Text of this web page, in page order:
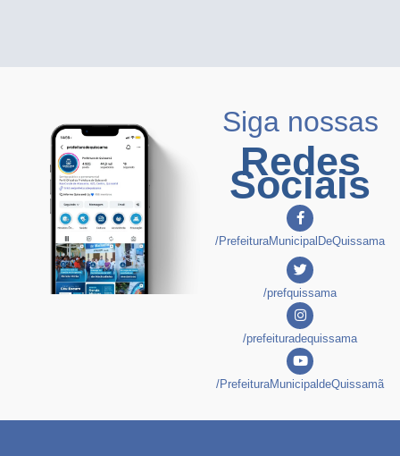
Siga nossas
Redes
Sociais
/PrefeituraMunicipalDeQuissama
/prefquissama
/prefeituradequissama
/PrefeituraMunicipaldeQuissamã